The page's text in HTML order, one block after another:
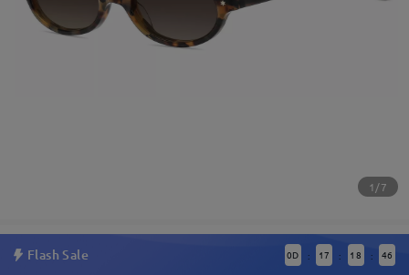
1/7
Flash Sale 0D : 17 : 18 : 45